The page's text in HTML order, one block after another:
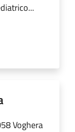
Voghera